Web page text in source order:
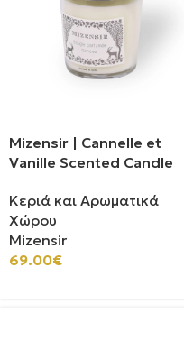
Mizensir | Cannelle et
Vanille Scented Candle
Κεριά και Αρωματικά
Χώρου
Mizensir
69.00€